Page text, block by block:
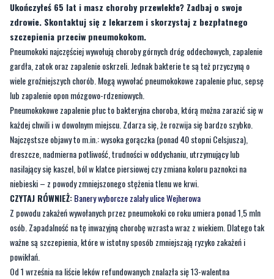
Ukończyłeś 65 lat i masz choroby przewlekłe? Zadbaj o swoje
zdrowie. Skontaktuj się z lekarzem i skorzystaj z bezpłatnego
szczepienia przeciw pneumokokom.
Pneumokoki najczęściej wywołują choroby górnych dróg oddechowych, zapalenie
gardła, zatok oraz zapalenie oskrzeli. Jednak bakterie te są też przyczyną o
wiele groźniejszych chorób. Mogą wywołać pneumokokowe zapalenie płuc, sepsę
lub zapalenie opon mózgowo-rdzeniowych.
Pneumokokowe zapalenie płuc to bakteryjna choroba, którą można zarazić się w
każdej chwili i w dowolnym miejscu. Zdarza się, że rozwija się bardzo szybko.
Najczęstsze objawy to m.in.: wysoka gorączka (ponad 40 stopni Celsjusza),
dreszcze, nadmierna potliwość, trudności w oddychaniu, utrzymujący lub
nasilający się kaszel, ból w klatce piersiowej czy zmiana koloru paznokci na
niebieski – z powody zmniejszonego stężenia tlenu we krwi.
CZYTAJ RÓWNIEŻ:Banery wyborcze zalały ulice Wejherowa
Z powodu zakażeń wywołanych przez pneumokoki co roku umiera ponad 1,5 mln
osób. Zapadalność na tę inwazyjną chorobę wzrasta wraz z wiekiem. Dlatego tak
ważne są szczepienia, które w istotny sposób zmniejszają ryzyko zakażeń i
powikłań.
Od 1 września na liście leków refundowanych znalazła się 13-walentna